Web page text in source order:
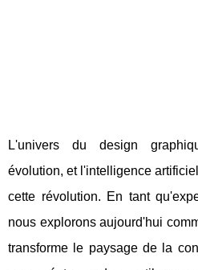
L'univers du design
évolution, et l'intelligence
cette révolution. En tant
nous explorons aujourd'hui
transforme le paysage de la